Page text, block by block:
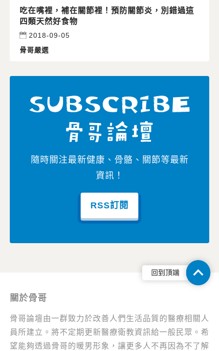
吃在嘴裡，補在關節裡！預防關節炎，別錯過這
四類天然好食物
2018-09-05
骨哥嚴選
隨時關注最新健康、骨骼、關節等最新
資訊！
RSS訂閱
關於骨哥
骨哥論壇由一群致力於改善人們生活品質的醫療相關人
員所建立。將不定期更新醫療衛教資訊給一般民眾。希
望能夠透過骨哥的暖男形象，讓更多人不再因為不了解